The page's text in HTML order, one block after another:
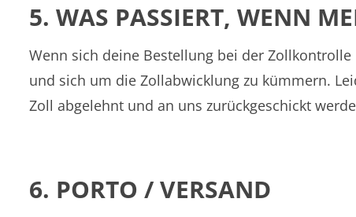
5. WAS PASSIERT, WENN
Wenn sich deine Bestellung bei der
und sich um die Zollabwicklung zu kümmern.
Zoll abgelehnt und an uns zurückgeschickt
6. PORTO / VERSAND